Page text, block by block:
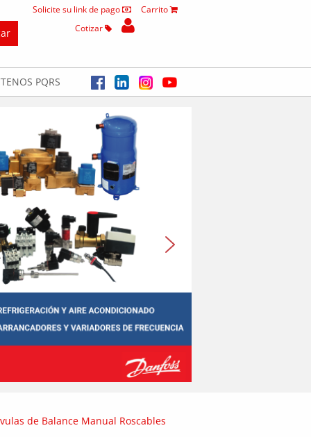
Solicite su link de pago
Carrito
Cotizar
PQRS
de Balance Manual Roscables